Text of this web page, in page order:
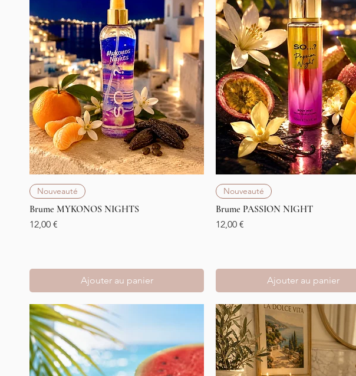
Nouveauté
Brume MYKONOS NIGHTS
Prix
12,00 €
Ajouter au panier
Nouveauté
Brume PASSION NIGHT
Prix
12,00 €
Ajouter au panier